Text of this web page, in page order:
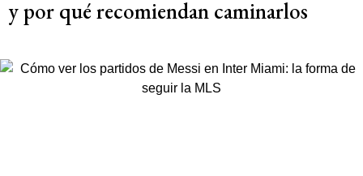
y por qué recomiendan caminarlos